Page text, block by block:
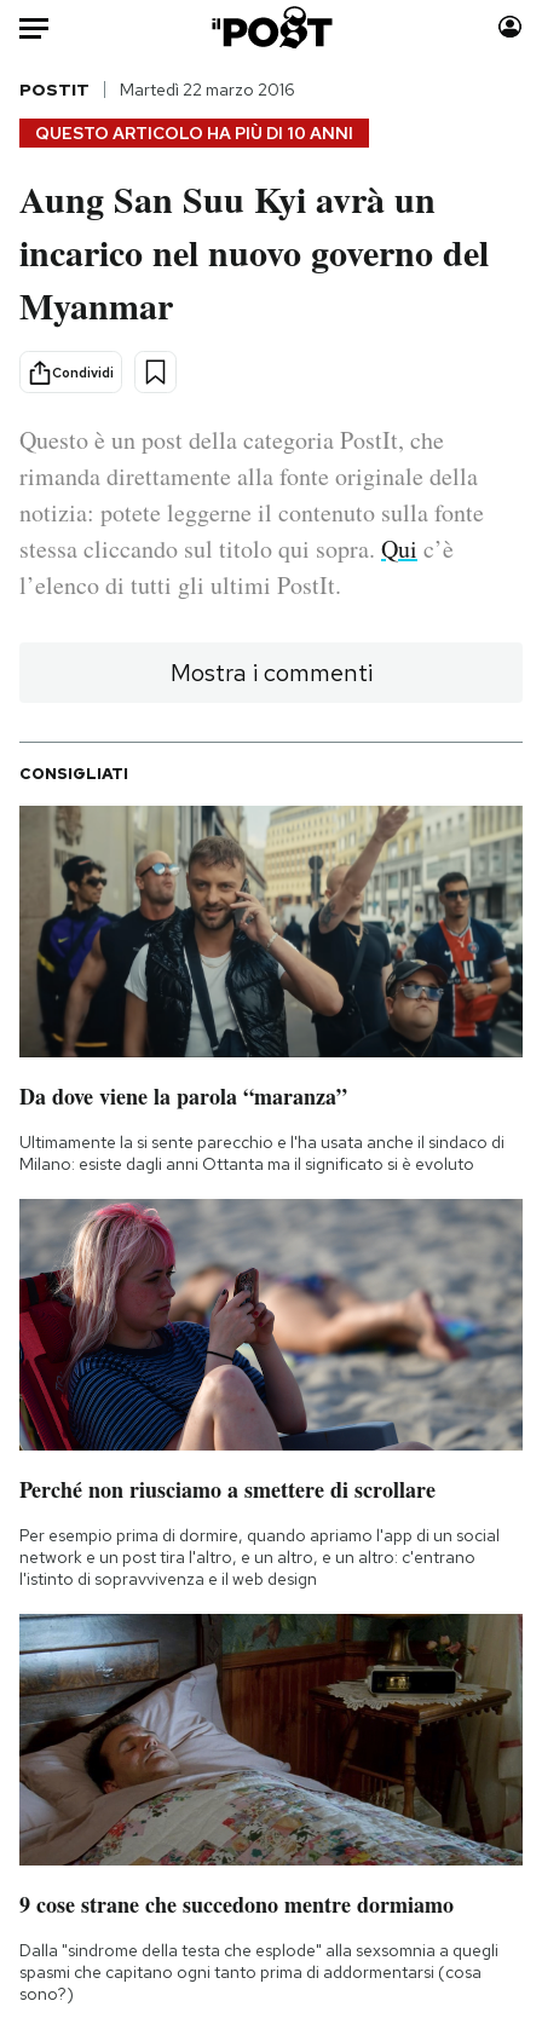
Auto
HOME
Italia
Politica
Tecnologia
Scienza
Economia
Sport
Moda
Consumismi
Altrecose
Mondiali calcio 2026
PODCAST
NEWSLETTER
I MIEI PREFERITI
SHOP
CALENDARIO
AREA PERSONALE
Area Personale
Notifiche mobile
Regala il Post
Hai bisogno di aiuto?
Esci
QUESTO ARTICOLO HA PIÙ DI 10 ANNI
POSTIT Martedì 22 marzo 2016
Aung San Suu Kyi avrà un
incarico nel nuovo governo del
Myanmar
Condividi
Questo è un post della categoria PostIt, che
rimanda direttamente alla fonte originale della
notizia: potete leggerne il contenuto sulla fonte
stessa cliccando sul titolo qui sopra. Qui c’è
l’elenco di tutti gli ultimi PostIt.
Mostra i commenti
CONSIGLIATI
Da dove viene la parola “maranza”
Ultimamente la si sente parecchio e l'ha usata anche il sindaco di
Milano: esiste dagli anni Ottanta ma il significato si è evoluto
Perché non riusciamo a smettere di scrollare
Per esempio prima di dormire, quando apriamo l'app di un social
network e un post tira l'altro, e un altro, e un altro: c'entrano
l'istinto di sopravvivenza e il web design
9 cose strane che succedono mentre dormiamo
Dalla "sindrome della testa che esplode" alla sexsomnia a quegli
spasmi che capitano ogni tanto prima di addormentarsi (cosa
sono?)